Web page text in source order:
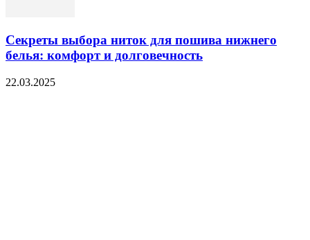
Секреты выбора ниток для пошива нижнего
белья: комфорт и долговечность
22.03.2025